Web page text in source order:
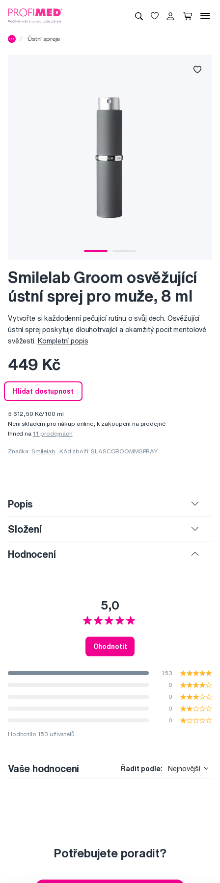
Ústní spreje
Smilelab Groom osvěžující
ústní sprej pro muže, 8 ml
Vytvořte si každodenní pečující rutinu o svůj dech. Osvěžující
ústní sprej poskytuje dlouhotrvající a okamžitý pocit mentolové
svěžesti. Kompletní popis
449 Kč
Hlídat dostupnost
5 612,50 Kč/100 ml
Není skladem pro nákup online, k zakoupení na prodejně
Ihned na 11 prodejnách
Značka: Smilelab Kód zboží: SLASCGROOMMSPRAY
Popis
Složení
Hodnocení
5,0
Ohodnotit
153
0
0
0
0
Hodnotilo 153 uživatelů.
Vaše hodnocení Řadit podle: Nejnovější
Potřebujete poradit?